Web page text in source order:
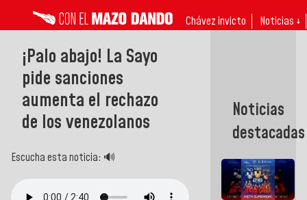
Chávez invicto Noticias ↓
¡Palo abajo! La Sayo
pide sanciones
aumenta el rechazo
de los venezolanos
Escucha esta noticia: 🔊
Noticias
destacadas